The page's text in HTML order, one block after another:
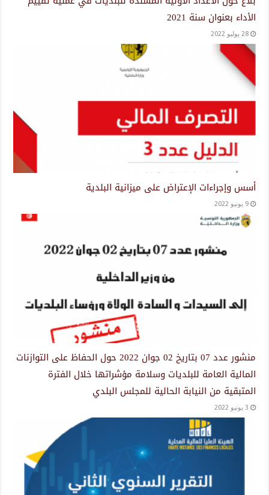
الأداء بعنوان سنة 2021
28 يوليو 2022
أسس وإجراءات الإعتراض على ميزانية البلدية
9 يونيو 2022
منشور عدد 07 بتاريخ 02 جوان 2022 حول الحفاظ على التوازنات
المالية العامة للبلديات وسلامة مؤشراتها خلال الفترة
المتبقية من النيابة الحالية للمجلس البلدي
3 يونيو 2022